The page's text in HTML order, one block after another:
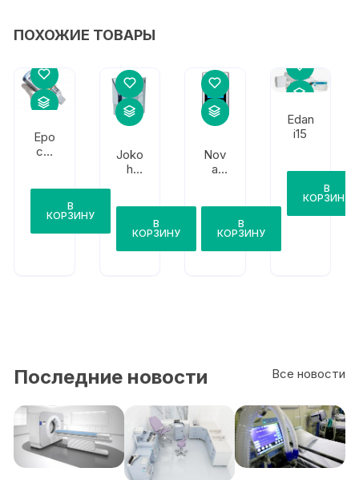
ПОХОЖИЕ ТОВАРЫ
Epo
cal
В
КОРЗИНУ
Joko
h
В
КОРЗИНУ
Nov
a
Gluc
ose/
Keto
В
КОРЗИНУ
Edan
i15
В
КОРЗИНУ
Все новости
Последние новости